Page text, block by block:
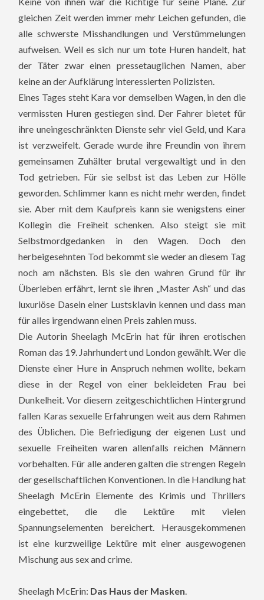
gleichen Zeit werden immer mehr Leichen gefunden, die
alle schwerste Misshandlungen und Verstümmelungen
aufweisen. Weil es sich nur um tote Huren handelt, hat
der Täter zwar einen pressetauglichen Namen, aber
keine an der Aufklärung interessierten Polizisten.
Eines Tages steht Kara vor demselben Wagen, in den die
vermissten Huren gestiegen sind. Der Fahrer bietet für
ihre uneingeschränkten Dienste sehr viel Geld, und Kara
ist verzweifelt. Gerade wurde ihre Freundin von ihrem
gemeinsamen Zuhälter brutal vergewaltigt und in den
Tod getrieben. Für sie selbst ist das Leben zur Hölle
geworden. Schlimmer kann es nicht mehr werden, findet
sie. Aber mit dem Kaufpreis kann sie wenigstens einer
Kollegin die Freiheit schenken. Also steigt sie mit
Selbstmordgedanken in den Wagen. Doch den
herbeigesehnten Tod bekommt sie weder an diesem Tag
noch am nächsten. Bis sie den wahren Grund für ihr
Überleben erfährt, lernt sie ihren „Master Ash“ und das
luxuriöse Dasein einer Lustsklavin kennen und dass man
für alles irgendwann einen Preis zahlen muss.
Die Autorin Sheelagh McErin hat für ihren erotischen
Roman das 19. Jahrhundert und London gewählt. Wer die
Dienste einer Hure in Anspruch nehmen wollte, bekam
diese in der Regel von einer bekleideten Frau bei
Dunkelheit. Vor diesem zeitgeschichtlichen Hintergrund
fallen Karas sexuelle Erfahrungen weit aus dem Rahmen
des Üblichen. Die Befriedigung der eigenen Lust und
sexuelle Freiheiten waren allenfalls reichen Männern
vorbehalten. Für alle anderen galten die strengen Regeln
der gesellschaftlichen Konventionen. In die Handlung hat
Sheelagh McErin Elemente des Krimis und Thrillers
eingebettet, die die Lektüre mit vielen
Spannungselementen bereichert. Herausgekommenen
ist eine kurzweilige Lektüre mit einer ausgewogenen
Mischung aus sex and crime.
Sheelagh McErin: Das Haus der Masken.